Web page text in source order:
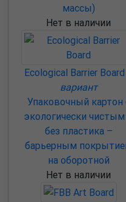
массы)
Нет в наличии
Ecological Barrier Board
вариант
Упаковочный картон
экологически
без пластика –
барьерным
на оборотной
Нет в наличии